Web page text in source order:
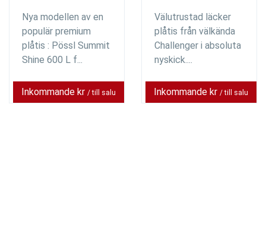
Nya modellen av en
populär premium
plåtis : Pössl Summit
Shine 600 L f...
Inkommande kr / till salu
Välutrustad läcker
plåtis från välkända
Challenger i absoluta
nyskick....
Inkommande kr / till salu